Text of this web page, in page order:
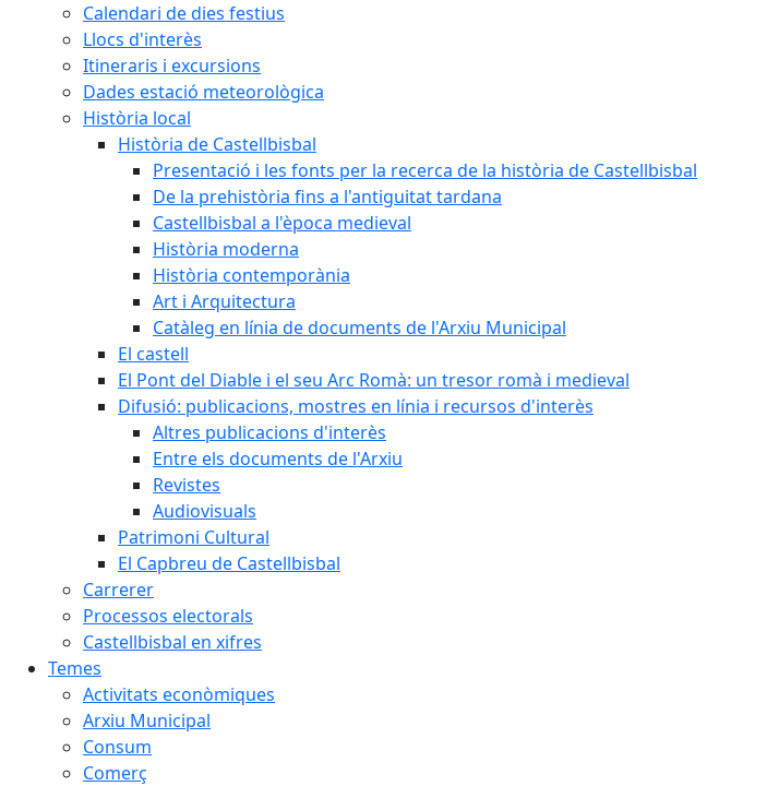
Calendari de dies festius
Llocs d'interès
Itineraris i excursions
Dades estació meteorològica
Història local
Història de Castellbisbal
Presentació i les fonts per la recerca de la història de Castellbisbal
De la prehistòria fins a l'antiguitat tardana
Castellbisbal a l'època medieval
Història moderna
Història contemporània
Art i Arquitectura
Catàleg en línia de documents de l'Arxiu Municipal
El castell
El Pont del Diable i el seu Arc Romà: un tresor romà i medieval
Difusió: publicacions, mostres en línia i recursos d'interès
Altres publicacions d'interès
Entre els documents de l'Arxiu
Revistes
Audiovisuals
Patrimoni Cultural
El Capbreu de Castellbisbal
Carrerer
Processos electorals
Castellbisbal en xifres
Temes
Activitats econòmiques
Arxiu Municipal
Consum
Comerç